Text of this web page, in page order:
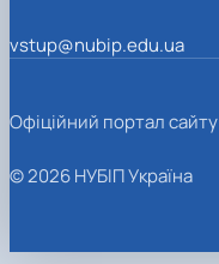
vstup@nubip.edu.ua
Офіційний портал сайту
© 2026 НУБІП Україна